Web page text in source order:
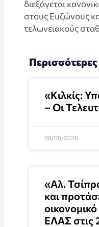
διεξάγεται
στους Ευζώνους
τελωνειακούς
«Κιλκίς:
– Οι
08/08/2026
«Αλ.
και
ΕΛΑΣ στις